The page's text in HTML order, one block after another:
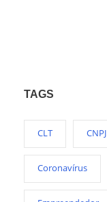
TAGS
CLT CNPJ
Coronavírus